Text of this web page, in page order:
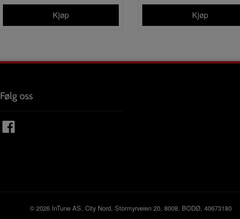
Kjøp Kjøp
Følg oss
© 2026 InTune AS, City Nord, Stormyrveien 20, 8008, BODØ, 40673180